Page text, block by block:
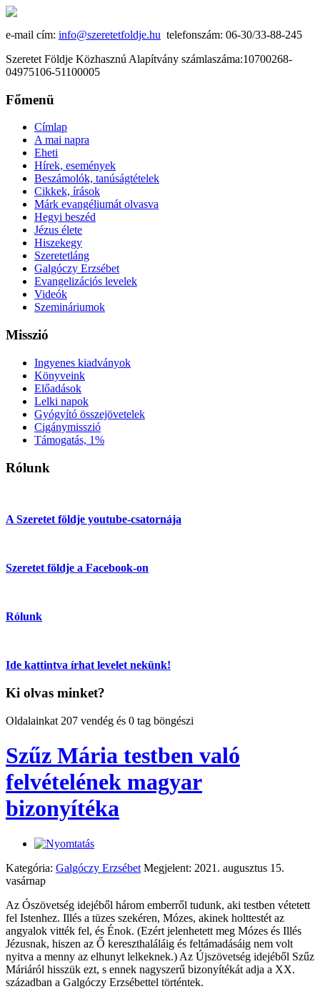
e-mail cím: info@szeretetfoldje.hu telefonszám: 06-30/33-88-245
Szeretet Földje Közhasznú Alapítvány számlaszáma:10700268-
04975106-51100005
Főmenü
Címlap
A mai napra
Eheti
Hírek, események
Beszámolók, tanúságtételek
Cikkek, írások
Márk evangéliumát olvasva
Hegyi beszéd
Jézus élete
Hiszekegy
Szeretetláng
Galgóczy Erzsébet
Evangelizációs levelek
Videók
Szemináriumok
Misszió
Ingyenes kiadványok
Könyveink
Előadások
Lelki napok
Gyógyító összejövetelek
Cigánymisszió
Támogatás, 1%
Rólunk
A Szeretet földje youtube-csatornája
Szeretet földje a Facebook-on
Rólunk
Ide kattintva írhat levelet nekünk!
Ki olvas minket?
Oldalainkat 207 vendég és 0 tag böngészi
Szűz Mária testben való
felvételének magyar
bizonyítéka
Kategória: Galgóczy Erzsébet Megjelent: 2021. augusztus 15.
vasárnap
Az Ószövetség idejéből három emberről tudunk, aki testben vétetett
fel Istenhez. Illés a tüzes szekéren, Mózes, akinek holttestét az
angyalok vitték fel, és Énok. (Ezért jelenhetett meg Mózes és Illés
Jézusnak, hiszen az Ő kereszthaláláig és feltámadásáig nem volt
nyitva a menny az elhunyt lelkeknek.) Az Újszövetség idejéből Szűz
Máriáról hisszük ezt, s ennek nagyszerű bizonyítékát adja a XX.
században a Galgóczy Erzsébettel történtek.